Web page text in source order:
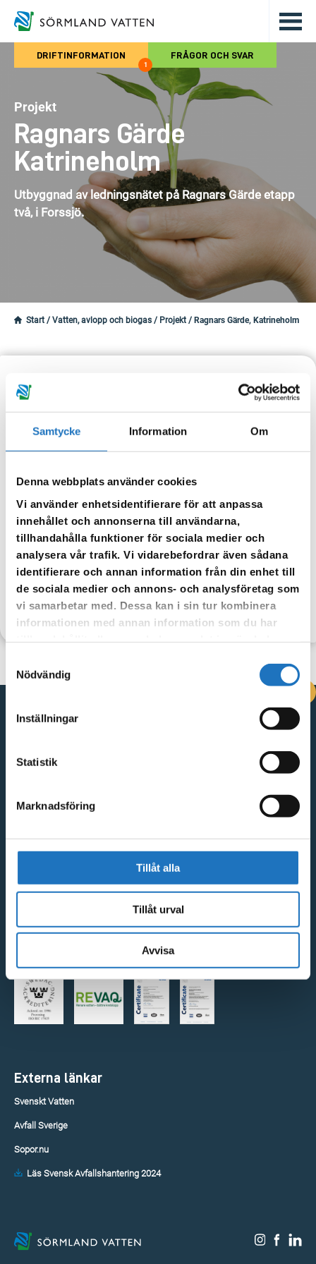
Samtycke Information Om
Denna webbplats använder cookies
Vi använder enhetsidentifierare för att anpassa
innehållet och annonserna till användarna,
tillhandahålla funktioner för sociala medier och
analysera vår trafik. Vi vidarebefordrar även sådana
identifierare och annan information från din enhet till
de sociala medier och annons- och analysföretag som
vi samarbetar med. Dessa kan i sin tur kombinera
informationen med annan information som du har
Nödvändig
Inställningar
Statistik
Marknadsföring
Tillåt alla
Tillåt urval
Avvisa
Hoppa till det huvudsakliga
DRIFTINFORMATION
1
FRÅGOR OCH SVAR
Projekt
Ragnars Gärde
Katrineholm
Utbyggnad av ledningsnätet på Ragnars Gärde etapp
två, i Forssjö.
Start / Vatten, avlopp och biogas / Projekt / Ragnars Gärde, Katrineholm
Ragnars Gärde, Katrineholm
Utbyggnad av ledningsnätet på Ragnars Gärde etapp två, i Forssjö.
och i samband med detta så bygger vi på Sörmland Vatten ut vårt
Byggnationen har startat och VA-arbetena beräknas vara klara
hösten 2021.
TILLBAKA
Vingåkersvägen 18, 641 51 Katrineholm
GDPR och integritetspolicy
Visselblåsarfunktion
Externa länkar
Svenskt Vatten
Avfall Sverige
Sopor.nu
Läs Svensk Avfallshantering 2024